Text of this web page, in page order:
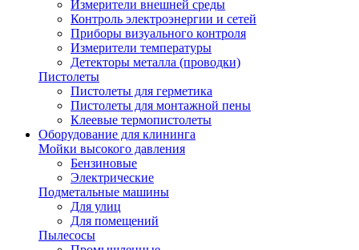
Измерители внешней среды
Контроль электроэнергии и сетей
Приборы визуального контроля
Измерители температуры
Детекторы металла (проводки)
Пистолеты
Пистолеты для герметика
Пистолеты для монтажной пены
Клеевые термопистолеты
Оборудование для клининга
Мойки высокого давления
Бензиновые
Электрические
Подметальные машины
Для улиц
Для помещений
Пылесосы